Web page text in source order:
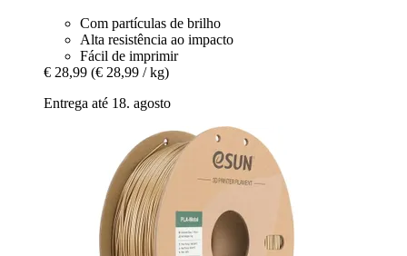
Com partículas de brilho
Alta resistência ao impacto
Fácil de imprimir
€ 28,99 (€ 28,99 / kg)
Entrega até 18. agosto